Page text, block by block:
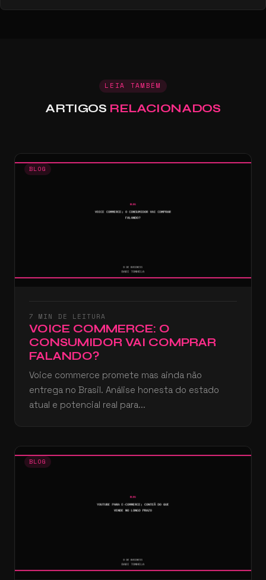
LEIA TAMBÉM
ARTIGOS RELACIONADOS
BLOG
7 MIN DE LEITURA
VOICE COMMERCE: O
CONSUMIDOR VAI COMPRAR
FALANDO?
Voice commerce promete mas ainda não
entrega no Brasil. Análise honesta do estado
atual e potencial real para...
BLOG